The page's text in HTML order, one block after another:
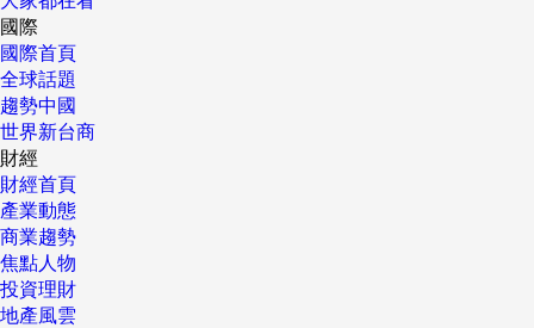
國際
國際首頁
全球話題
趨勢中國
世界新台商
財經
財經首頁
產業動態
商業趨勢
焦點人物
投資理財
地產風雲